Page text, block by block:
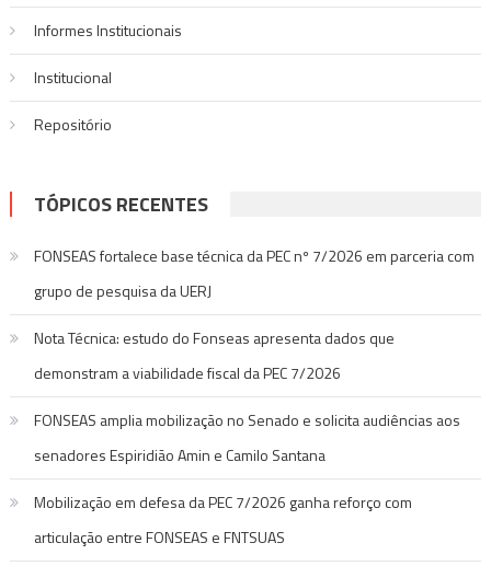
Informes Institucionais
Institucional
Repositório
TÓPICOS RECENTES
FONSEAS fortalece base técnica da PEC nº 7/2026 em parceria com
grupo de pesquisa da UERJ
Nota Técnica: estudo do Fonseas apresenta dados que
demonstram a viabilidade fiscal da PEC 7/2026
FONSEAS amplia mobilização no Senado e solicita audiências aos
senadores Espiridião Amin e Camilo Santana
Mobilização em defesa da PEC 7/2026 ganha reforço com
articulação entre FONSEAS e FNTSUAS